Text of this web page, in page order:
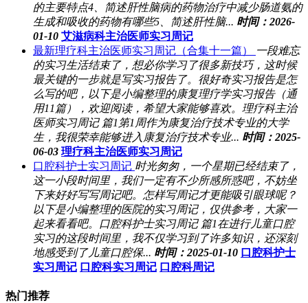
的主要特点4、简述肝性脑病的药物治疗中减少肠道氨的
生成和吸收的药物有哪些5、简述肝性脑... 时间：2026-
01-10 艾滋病科主治医师实习周记
最新理疗科主治医师实习周记（合集十一篇）
一段难忘
的实习生活结束了，想必你学习了很多新技巧，这时候
最关键的一步就是写实习报告了。很好奇实习报告是怎
么写的吧，以下是小编整理的康复理疗学实习报告（通
用11篇），欢迎阅读，希望大家能够喜欢。理疗科主治
医师实习周记 篇1第1周作为康复治疗技术专业的大学
生，我很荣幸能够进入康复治疗技术专业... 时间：2025-
06-03 理疗科主治医师实习周记
口腔科护士实习周记 时光匆匆，一个星期已经结束了，
这一小段时间里，我们一定有不少所感所惑吧，不妨坐
下来好好写写周记吧。怎样写周记才更能吸引眼球呢？
以下是小编整理的医院的实习周记，仅供参考，大家一
起来看看吧。口腔科护士实习周记 篇1在进行儿童口腔
实习的这段时间里，我不仅学习到了许多知识，还深刻
地感受到了儿童口腔保... 时间：2025-01-10 口腔科护士
实习周记 口腔科实习周记 口腔科周记
热门推荐